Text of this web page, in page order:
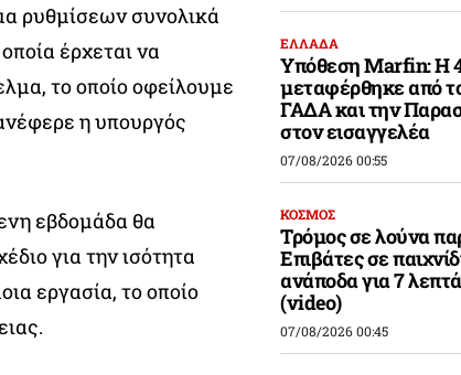
ρυθμίσεων συνολικά
έρχεται να
το οποίο οφείλουμε
η υπουργός
εβδομάδα θα
για την ισότητα
εργασία, το οποίο
ΕΛΛΑΔΑ
Υπόθεση Marfin: Η
μεταφέρθηκε από
ΓΑΔΑ και την
στον εισαγγελέα
07/08/2026 00:55
ΚΟΣΜΟΣ
Τρόμος σε λούνα
Επιβάτες σε
ανάποδα για 7
(video)
07/08/2026 00:45